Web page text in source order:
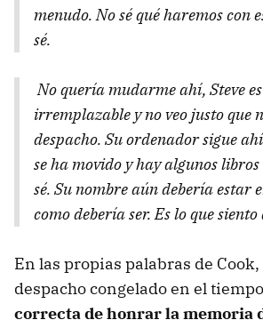
menudo. No sé qué haremos con
sé.
No quería mudarme ahí, Steve
irremplazable y no veo justo que
despacho. Su ordenador sigue
se ha movido y hay algunos
sé. Su nombre aún debería estar
como debería ser. Es lo que
En las propias palabras de
despacho congelado en el
correcta de honrar la memoria